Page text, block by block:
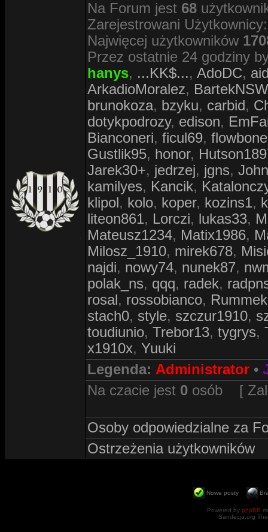
Na Forum jest 68
Zarejestrowani
Najwięcej użytkowników
Przez ostatnie 24 godziny
hanys, ...KK$..., AdoDC,
ArkadioMoralez,
brunokoza, bzyku, carbid,
dotykpodrozy, edison,
Bianconeri, ficul69, flowbone
Gustlik95, honor,
Jarek30+, jedrzej, jgns,
kamilyes, Kancik,
klipol, kolo, koper, kozins1,
liteon861, Lorczi, lukas33,
Mateusz1234, Matix1986,
Milosz_1910, mirek678,
najdi, nowy74, nunek87,
polak_ns, qqq, radek,
rosal, rossobianco,
stach0, style, szczur1910,
toudiunio, Trebor13, tygrys,
x1910x, Yuuki
Legenda: Administrator •
Na czacie jest 0 osób [
Osoby odpowiedzialne za
Ostrzeżenia użytkowników
Nowe posty
Powered by phpBB
Sandecja.org